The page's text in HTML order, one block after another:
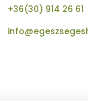
+36(30) 914 26 61